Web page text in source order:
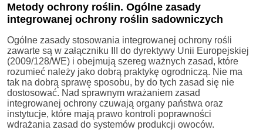
Metody ochrony roślin. Ogólne zasady
integrowanej ochrony roślin sadowniczych
Ogólne zasady stosowania integrowanej ochrony rośli
zawarte są w załączniku III do dyrektywy Unii Europejskiej
(2009/128/WE) i obejmują szereg ważnych zasad, które
rozumieć należy jako dobrą praktykę ogrodniczą. Nie ma
tak na dobrą sprawę sposobu, by do tych zasad się nie
dostosować. Nad sprawnym wrażaniem zasad
integrowanej ochrony czuwają organy państwa oraz
instytucje, które mają prawo kontroli poprawności
wdrażania zasad do systemów produkcji owoców.